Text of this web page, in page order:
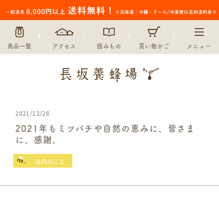
商品一覧 アクセス 読みもの 買い物かご メニュー
2021/12/28
2021年もミツバチや自然の恵みに、皆さま
に、感謝。
社内のこと